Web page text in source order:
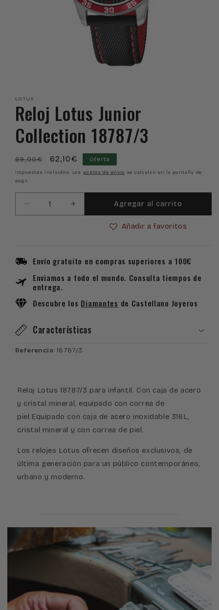
1
en
una
ventana
modal
LOTUS
Reloj Lotus Junior
Collection 18787/3
Precio
habitual
69,00€
Precio
de
62,10€ Oferta
Impuestos incluidos. Los gastos de envío se calculan en la pantalla de
pago.
Reducir
cantidad
Junior
18787/3
Aumentar
cantidad
Junior
18787/3
Agregar al carrito
Añadir a favoritos
Envío gratuito en compras superiores a 100€
Enviamos a todo el mundo. Consulta tiempos de
entrega.
Descubre los Diamantes de Castellano Joyeros
Características
Referencia: 18787/3
Reloj Lotus 18787/3 para infantil. Con caja de acero
y cristal mineral, equipado con correa de
piel.Equipado con caja de acero inoxidable 316L,
cristal mineral y con correa de piel.
Los relojes Lotus ofrecen diseños exclusivos, de
última generación para un público contemporáneo,
urbano y moderno.